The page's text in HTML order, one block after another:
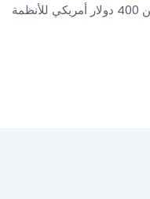
الصغيرة - بدءًا من 400 دولار أمريكي للأنظمة